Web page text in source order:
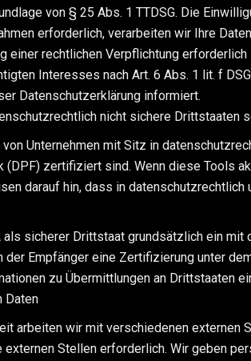
von § 25 Abs. 1 TTDSG. Die
erforderlich, verarbeiten wir Ihre
einer rechtlichen Verpflichtung
Interesses nach Art. 6 Abs. 1 lit. f
Datenschutzerklärung informiert.
nicht sichere
Unternehmen mit Sitz in
(DPF) zertifiziert sind. Wenn diese Tools
darauf hin, dass in
sicherer Drittstaat grundsätzlich ein
Empfänger eine Zertifizierung unter
zu Übermittlungen an Drittstaaten
Daten
arbeiten wir mit verschiedenen
Stellen erforderlich. Wir geben